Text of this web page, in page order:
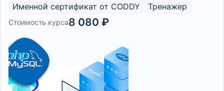
Именной сертификат от CODDY
Тренажер
Стоимость курса8 080 ₽